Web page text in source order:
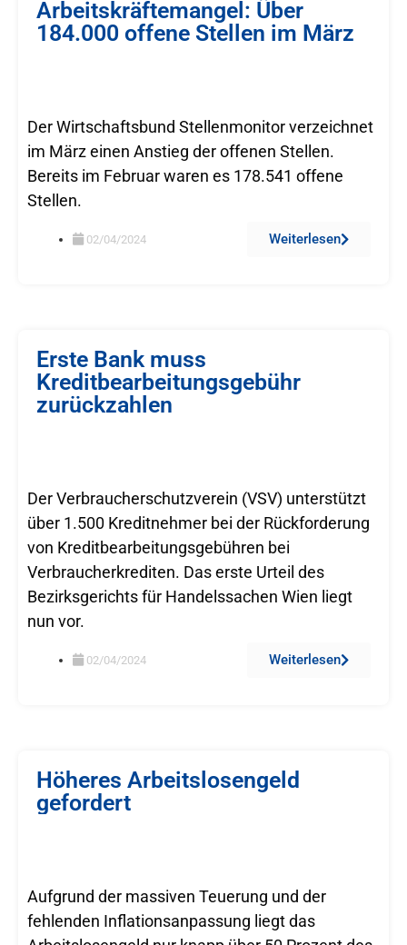
Arbeitskräftemangel: Über
184.000 offene Stellen im März
Der Wirtschaftsbund Stellenmonitor verzeichnet
im März einen Anstieg der offenen Stellen.
Bereits im Februar waren es 178.541 offene
Stellen.
02/04/2024 Weiterlesen
Erste Bank muss
Kreditbearbeitungsgebühr
zurückzahlen
Der Verbraucherschutzverein (VSV) unterstützt
über 1.500 Kreditnehmer bei der Rückforderung
von Kreditbearbeitungsgebühren bei
Verbraucherkrediten. Das erste Urteil des
Bezirksgerichts für Handelssachen Wien liegt
nun vor.
02/04/2024 Weiterlesen
Höheres Arbeitslosengeld
gefordert
Aufgrund der massiven Teuerung und der
fehlenden Inflationsanpassung liegt das